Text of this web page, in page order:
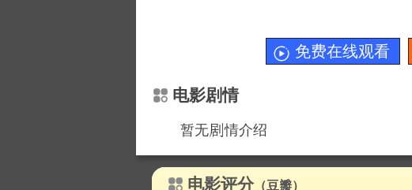
免费在线观看
电影剧情
暂无 情介绍
电影评分（豆瓣）